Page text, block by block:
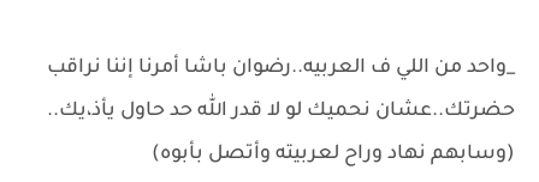
_واحد من اللي ف العربيه..رضوان باشا أمرنا إننا نراقب
حضرتك..عشان نحميك لو لا قدر الله حد حاول يأذ،يك..
(وسابهم نهاد وراح لعربيته وأتصل بأبوه)